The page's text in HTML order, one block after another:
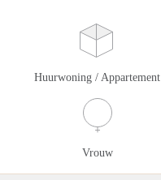
Huurwoning / Appartement
Vrouw